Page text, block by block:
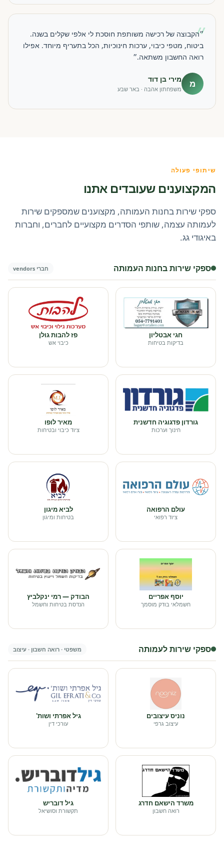
״
״הקבוצה של רכישה משותפת חוסכת לי אלפי שקלים בשנה.
ביטוח, מטפי כיבוי, ערכות חינוכיות, הכל בתעריף מיוחד. אפילו
רואה החשבון משתאה.״
מ מירי בן דוד
משפחתון אהבה · באר שבע
שיתופי פעולה
המקצוענים שעובדים אתנו
ספקי שירות בחנות העמותה, מקצוענים שמספקים שירות
לעמותה עצמה, שותפי הסדרים מקצועיים לחברים, וחברות
באיגודי גג.
ספקי שירות בחנות העמותה חברי vendors
חגי אבטליון
בדיקות בטיחות
פז להבות גולן
כיבוי אש
גורדון פדגוגיה חדשנית
חינוך וערכות
מאיר לופו
ציוד כיבוי ובטיחות
עולם הרפואה
ציוד רפואי
לביא מיגון
בטיחות ומיגון
יוסף אפריים
חשמלאי בודק מוסמך
הבודק — רמי ינקלביץ
הנדסת בטיחות וחשמל
ספקי שירות לעמותה משפטי · רואה חשבון · עיצוב
נוניס עיצובים
עיצוב גרפי
גיל אפרתי ושות'
עורכי דין
משרד הישאם חדרג
רואה חשבון
גיל דובריש
תקשורת וסושיאל